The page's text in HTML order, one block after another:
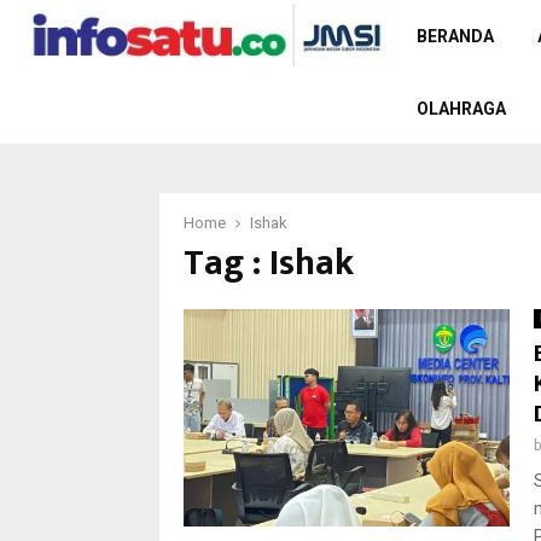
BERANDA
OLAHRAGA
Home Ishak
Tag : Ishak